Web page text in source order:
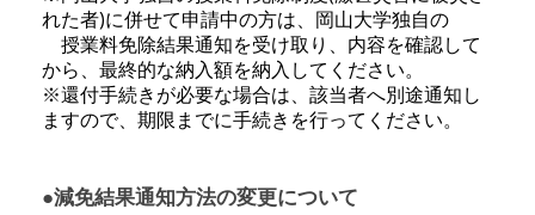
れた者)に併せて申請中の方は、岡山大学独自の
授業料免除結果通知を受け取り、内容を確認して
から、最終的な納入額を納入してください。
※還付手続きが必要な場合は、該当者へ別途通知し
ますので、期限までに手続きを行ってください。
●減免結果通知方法の変更について